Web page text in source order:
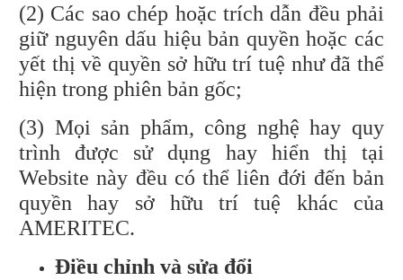
(2) Các sao chép hoặc trích dẫn đều phải
giữ nguyên dấu hiệu bản quyền hoặc các
yết thị về quyền sở hữu trí tuệ như đã thể
hiện trong phiên bản gốc;
(3) Mọi sản phẩm, công nghệ hay quy
trình được sử dụng hay hiển thị tại
Website này đều có thể liên đới đến bản
quyền hay sở hữu trí tuệ khác của
AMERITEC.
Điều chỉnh và sửa đổi